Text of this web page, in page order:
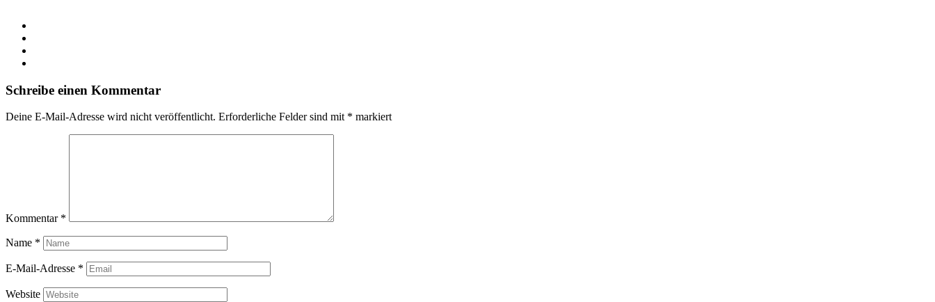
Schreibe einen Kommentar
Deine E-Mail-Adresse wird nicht veröffentlicht. Erforderliche Felder sind mit * markiert
Kommentar *
Name *
E-Mail-Adresse *
Website